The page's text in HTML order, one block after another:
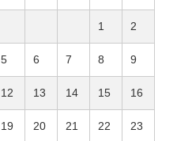
1 2
5 6 7 8 9
12 13 14 15 16
19 20 21 22 23